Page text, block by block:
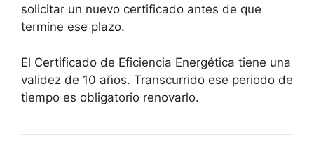
solicitar un nuevo certificado antes de que
termine ese plazo.
El Certificado de Eficiencia Energética tiene una
validez de 10 años. Transcurrido ese periodo de
tiempo es obligatorio renovarlo.